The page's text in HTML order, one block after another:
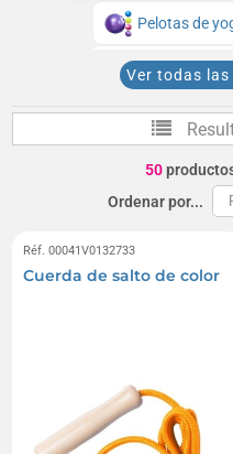
Pelotas de
Agarraderas
Balanzas de
Ver todas
50
Ordenar por...
Réf. 00041V0132733
Cuerda de salto de color